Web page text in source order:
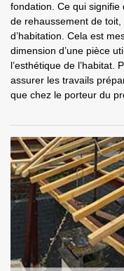
fondation. Ce qui signifie
de rehaussement de toit,
d’habitation. Cela est
dimension d’une pièce
l’esthétique de l’habitat.
assurer les travails
que chez le porteur du